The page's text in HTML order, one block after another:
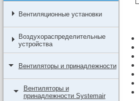
Вентиляционные установки
Воздухораспределительные
устройства
Вентиляторы и принадлежности
Вентиляторы и
принадлежности Systemair